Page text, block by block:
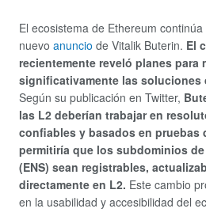
El ecosistema de Ethereum
nuevo anuncio de Vitalik Buterin. El
recientemente reveló planes para
significativamente las soluciones
Según su publicación en Twitter,
las L2 deberían trabajar en
confiables y basados en pruebas
permitiría que los subdominios de
(ENS) sean registrables,
directamente en L2. Este cambio
en la usabilidad y accesibilidad del